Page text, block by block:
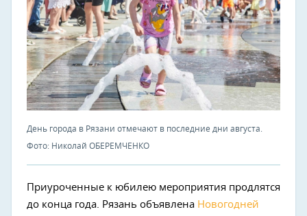
День города в Рязани отмечают в последние дни августа.
Фото: Николай ОБЕРЕМЧЕНКО
Приуроченные к юбилею мероприятия продлятся
до конца года. Рязань объявлена Новогодней